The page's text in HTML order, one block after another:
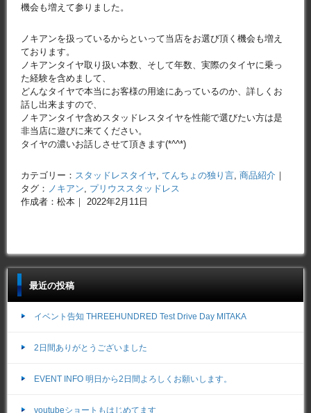
機会も増えて参りました。
ノキアンを扱っているからといって当店をお選び頂く機会も増え
ております。
ノキアンタイヤ取り扱い本数、そして年数、実際のタイヤに乗っ
た経験を含めまして、
どんなタイヤで本当にお客様の用途にあっているのか、詳しくお
話し出来ますので、
ノキアンタイヤ含めスタッドレスタイヤを性能で選びたい方は是
非当店に遊びに来てください。
タイヤの濃いお話しさせて頂きます(*^^*)
カテゴリー： スタッドレスタイヤ てんちょの独り言 商品紹介 ｜
タグ： ノキアン
プリウススタッドレス
作成者：松本｜ 2022年2月11日
最近の投稿
イベント告知 THREEHUNDRED Test Drive Day MITAKA
2日間ありがとうございました
EVENT INFO 明日から2日間よろしくお願いします。
youtubeショートもはじめてます